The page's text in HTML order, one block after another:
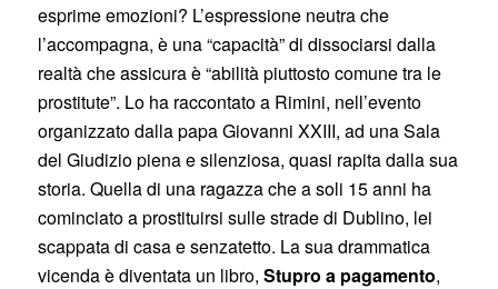
esprime emozioni? L’espressione neutra che
l’accompagna, è una “capacità” di dissociarsi dalla
realtà che assicura è “abilità piuttosto comune tra le
prostitute”. Lo ha raccontato a Rimini, nell’evento
organizzato dalla papa Giovanni XXIII, ad una Sala
del Giudizio piena e silenziosa, quasi rapita dalla sua
storia. Quella di una ragazza che a soli 15 anni ha
cominciato a prostituirsi sulle strade di Dublino, lei
scappata di casa e senzatetto. La sua drammatica
vicenda è diventata un libro, Stupro a pagamento,